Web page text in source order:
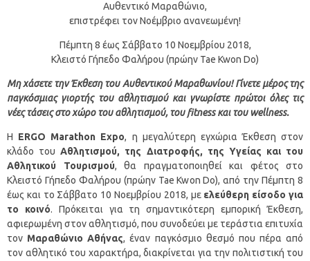
Αυθεντικό Μαραθώνιο,
επιστρέφει τον Νοέμβριο ανανεωμένη!
Πέμπτη 8 έως Σάββατο 10 Νοεμβρίου 2018,
Κλειστό Γήπεδο Φαλήρου (πρώην Tae Kwon Do)
Μη χάσετε την Έκθεση του Αυθεντικού Μαραθωνίου! Γίνετε μέρος της
παγκόσμιας γιορτής του αθλητισμού και γνωρίστε πρώτοι όλες τις
νέες τάσεις στο χώρο του αθλητισμού, τουfitnessκαι του wellness.
Η ERGO Marathon Expo, η μεγαλύτερη εγχώρια Έκθεση στον
κλάδο τουΑθλητισμού, της Διατροφής, της Υγείας και του
Αθλητικού Τουρισμού, θα πραγματοποιηθεί και φέτος στο
Κλειστό Γήπεδο Φαλήρου (πρώην Tae Kwon Do), από την Πέμπτη 8
έως και το Σάββατο 10 Νοεμβρίου 2018, με ελεύθερη είσοδο για
το κοινό. Πρόκειται για τη σημαντικότερη εμπορική Έκθεση,
αφιερωμένη στον αθλητισμό, που συνοδεύει με τεράστια επιτυχία
τον Μαραθώνιο Αθήνας, έναν παγκόσμιο θεσμό που πέρα από
τον αθλητικό του χαρακτήρα, διακρίνεται για την πολιτιστική του